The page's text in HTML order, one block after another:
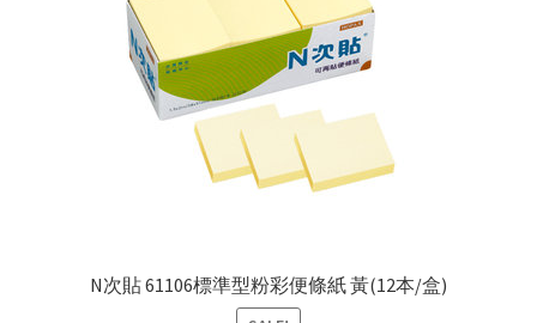
N次貼 61106標準型粉彩便條紙 黃(12本/盒)